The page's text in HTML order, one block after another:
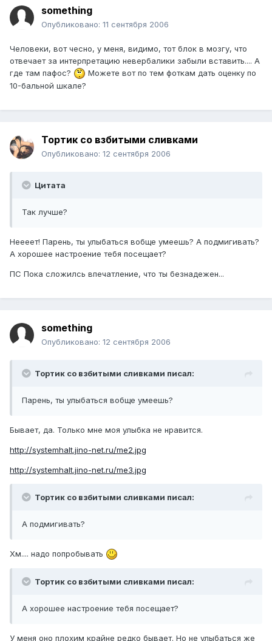
something
Опубликовано: 11 сентября 2006
Человеки, вот чесно, у меня, видимо, тот блок в мозгу, что
отвечает за интерпретацию невербалики забыли вставить.... А
где там пафос?
Можете вот по тем фоткам дать оценку по
10-бальной шкале?
Тортик со взбитыми сливками
Опубликовано: 12 сентября 2006
Цитата
Так лучше?
Неееет! Парень, ты улыбаться вобще умеешь? А подмигивать?
А хорошее настроение тебя посещает?
ПС Пока сложилсь впечатление, что ты безнадежен...
something
Опубликовано: 12 сентября 2006
Тортик со взбитыми сливками писал:
Парень, ты улыбаться вобще умеешь?
Бывает, да. Только мне моя улыбка не нравится.
http://systemhalt.jino-net.ru/me2.jpg
http://systemhalt.jino-net.ru/me3.jpg
Тортик со взбитыми сливками писал:
А подмигивать?
Хм.... надо попробывать
Тортик со взбитыми сливками писал:
А хорошее настроение тебя посещает?
У меня оно плохим крайне редко бывает. Но не улыбаться же